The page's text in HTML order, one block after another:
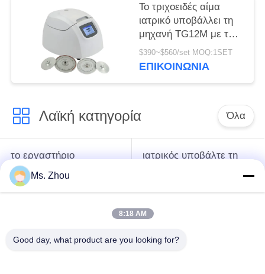
Το τριχοειδές αίμα
ιατρικό υποβάλλει τη
μηχανή TG12M με το
σύστημα
αυτοδιάγνωσης
$390~$560/set MOQ:1SET
ΕΠΙΚΟΙΝΩΝΊΑ
Λαϊκή κατηγορία Όλα
το εργαστήριο
υποβάλλει τη μηχανή
σε φυγοκέντρωση
ιατρικός υποβάλτε τη
σε φυγοκέντρωση
κατεψυγμένος
σε φυγοκέντρωση
Ms. Zhou
8:18 AM
Good day, what product are you looking for?